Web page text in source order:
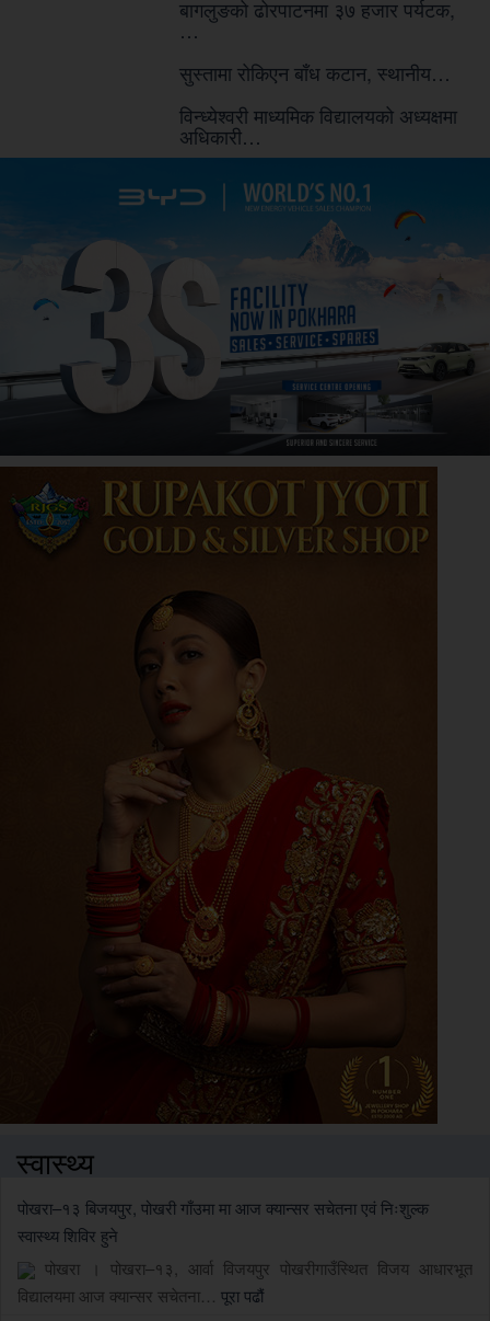
बागलुङको ढोरपाटनमा ३७ हजार पर्यटक,
…
सुस्तामा रोकिएन बाँध कटान, स्थानीय…
विन्ध्येश्वरी माध्यमिक विद्यालयको अध्यक्षमा
अधिकारी…
स्वास्थ्य
पोखरा–१३ बिजयपुर, पोखरी गाँउमा मा आज क्यान्सर सचेतना एवं निःशुल्क
स्वास्थ्य शिविर हुने
पोखरा । पोखरा–१३, आर्वा विजयपुर पोखरीगाउँस्थित विजय आधारभूत
विद्यालयमा आज क्यान्सर सचेतना… पूरा पढौं